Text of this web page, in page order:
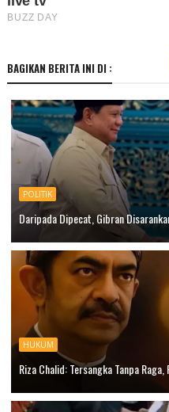
BAGIKAN BERITA INI DI :
POLITIK
Daripada Dipecat, Gibran
HUKUM
Riza Chalid: Tersangka Tanpa